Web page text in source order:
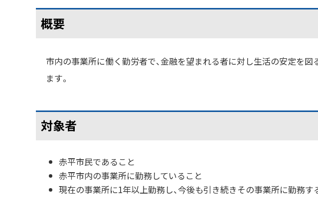
概要
市内の事業所に働く勤労者で、金融を望まれる者に対し生活の安定を
ます。
対象者
赤平市民であること
赤平市内の事業所に勤務していること
現在の事業所に1年以上勤務し、今後も引き続きその事業所に勤務す